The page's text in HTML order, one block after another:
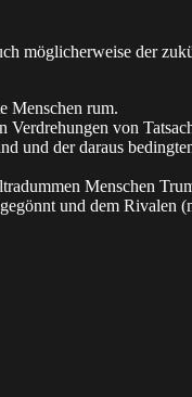
möglicherweise der
Menschen rum.
von
und der daraus
Menschen
und dem